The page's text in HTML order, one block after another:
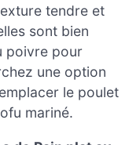
tendre et
sont bien
poivre pour
une option
le poulet
mariné.